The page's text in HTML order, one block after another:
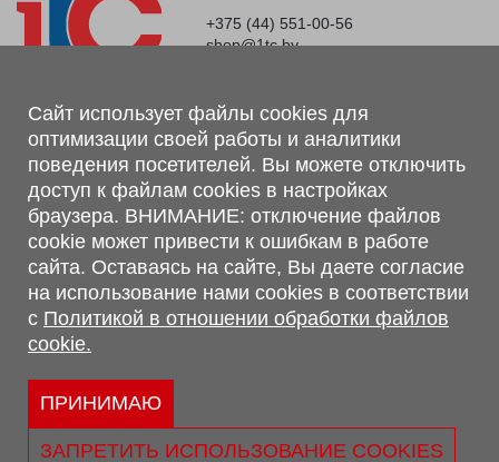
+375 (44) 551-00-56
shop@1tc.by
Магазин, склад
г. Минск, Минский р-н, п. Привольный, ул. Мира, 20А,
223062
г. Брест, ул. Лейтенанта Рябцева, 108 В, 224701
Обращаем Ваше внимание, что вся предоставленная на сайте
информация, касающаяся комплектаций, технических
характеристик, цветовых сочетаний, а также стоимости и
сервисного обслуживания носит информационный характер и
не является публичной офертой, определяемой п.2 ст.407
Гражданского кодекса Республики Беларусь.
Политика обработки персональных данных
Политикой в отношении обработки файлов cookie.
Сайт использует файлы cookies для
оптимизации своей работы и аналитики
поведения посетителей. Вы можете отключить
доступ к файлам cookies в настройках
браузера. ВНИМАНИЕ: отключение файлов
cookie может привести к ошибкам в работе
сайта. Оставаясь на сайте, Вы даете согласие
на использование нами cookies в соответствии
с Политикой в отношении обработки файлов
cookie.
ПРИНИМАЮ
ЗАПРЕТИТЬ ИСПОЛЬЗОВАНИЕ COOKIES